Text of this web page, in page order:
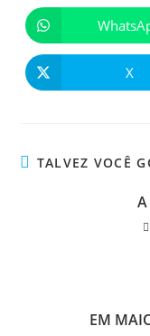
X
TALVEZ VOCÊ
A
EM